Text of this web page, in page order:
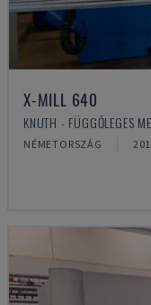
X-MILL 640
KNUTH - FÜGGŐLEGES
NÉMETORSZÁG